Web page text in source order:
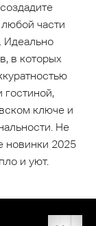
части
Идеально
в которых
гостиной,
ключе и
Не
новинки 2025
и уют.